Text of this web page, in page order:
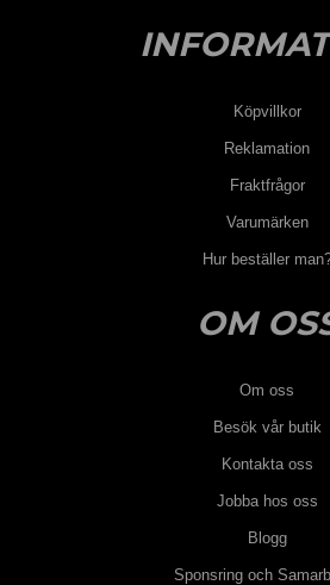
Köpvillkor
Reklamation
Fraktfrågor
Varumärken
Hur beställer
OM
Om oss
Besök vår butik
Kontakta oss
Jobba hos oss
Blogg
Sponsring och